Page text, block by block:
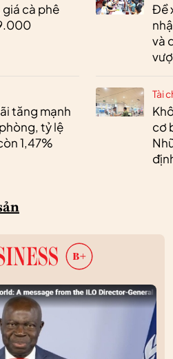
cà phê
tăng mạnh
tỷ lệ
1,47%
Đề
và
Tài
cơ